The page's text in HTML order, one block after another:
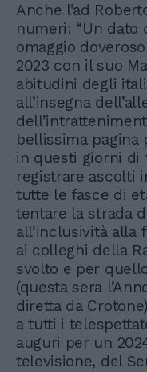
Anche l’ad
numeri: “Un dato
omaggio
2023 con il suo
abitudini degli
all’insegna
bellissima pagina
in questi giorni di
registrare ascolti
tutte le fasce di
tentare la strada
all’inclusività alla
ai colleghi della
svolto e per
(questa sera
diretta da
a tutti i
auguri per un
televisione, del